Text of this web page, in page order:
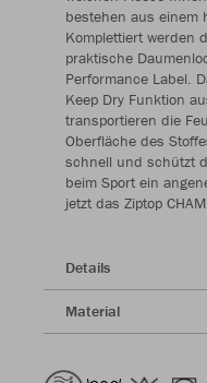
bestehen aus einem
Komplettiert werden
praktische
Performance Label.
Keep Dry Funktion
transportieren die
Oberfläche des
schnell und schützt
beim Sport ein
jetzt das Ziptop
Details
Material